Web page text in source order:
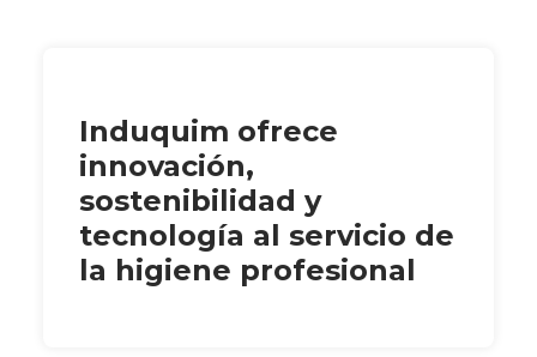
Induquim ofrece
innovación,
sostenibilidad y
tecnología al servicio de
la higiene profesional